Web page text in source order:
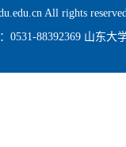
All rights
0531-88392369 山东